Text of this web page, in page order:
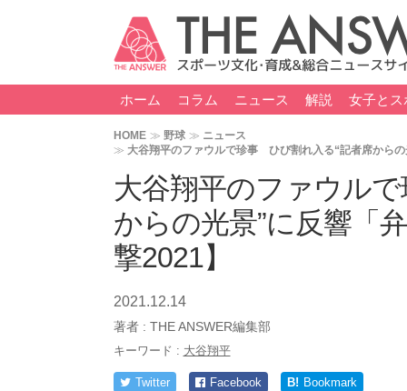
ホーム コラム ニュース 解説 女子とス
HOME 野球
ニュース
大谷翔平のファウルで珍事 ひび割れ入る“記者席から
大谷翔平のファウル
からの光景”に反響「
撃2021】
2021.12.14
著者 : THE ANSWER編集部
キーワード : 大谷翔平
Twitter Facebook B! Bookmark